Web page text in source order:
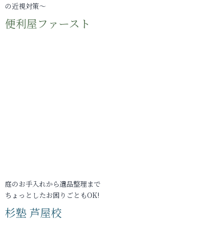
の近視対策～
便利屋ファースト
庭のお手入れから遺品整理まで
ちょっとしたお困りごともOK!
杉塾 芦屋校